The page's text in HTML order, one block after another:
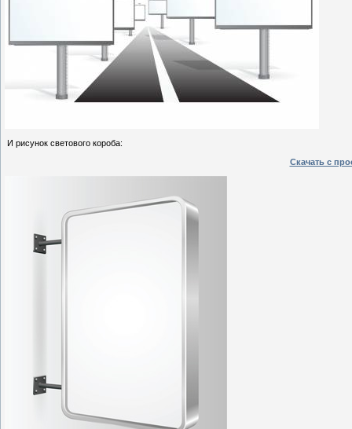
И рисунок светового короба:
Скачать с